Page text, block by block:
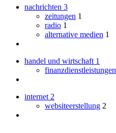
nachrichten 3
zeitungen 1
radio 1
alternative medien 1
handel und wirtschaft 1
finanzdienstleistungen
internet 2
websiteerstellung 2